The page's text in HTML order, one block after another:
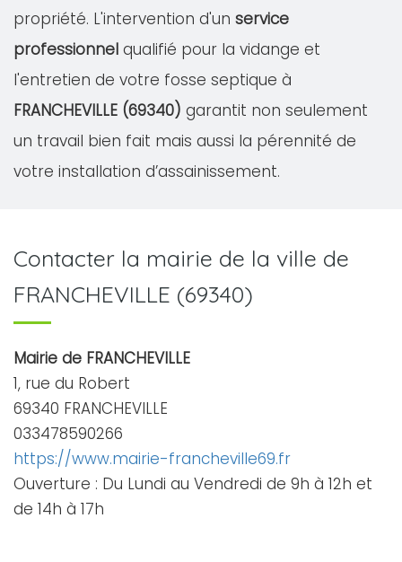
propriété. L'intervention d'un service
professionnel qualifié pour la vidange et
l'entretien de votre fosse septique à
FRANCHEVILLE (69340) garantit non seulement
un travail bien fait mais aussi la pérennité de
votre installation d’assainissement.
Contacter la mairie de la ville de
FRANCHEVILLE (69340)
Mairie de FRANCHEVILLE
1, rue du Robert
69340 FRANCHEVILLE
033478590266
https://www.mairie-francheville69.fr
Ouverture : Du Lundi au Vendredi de 9h à 12h et
de 14h à 17h